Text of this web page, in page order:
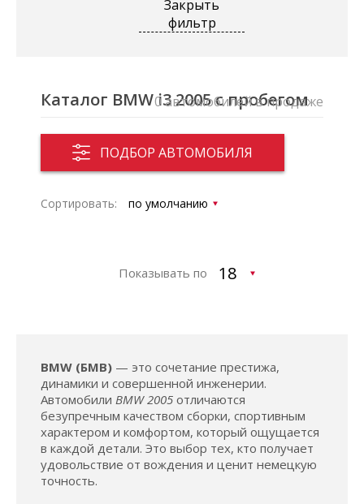
Закрыть
фильтр
Каталог BMW i3 2005 с пробегом
ПОДБОР АВТОМОБИЛЯ
0 автомобилей в продаже
Сортировать:
Показывать по
BMW (БМВ) — это сочетание престижа,
динамики и совершенной инженерии.
Автомобили BMW 2005 отличаются
безупречным качеством сборки, спортивным
характером и комфортом, который ощущается
в каждой детали. Это выбор тех, кто получает
удовольствие от вождения и ценит немецкую
точность.